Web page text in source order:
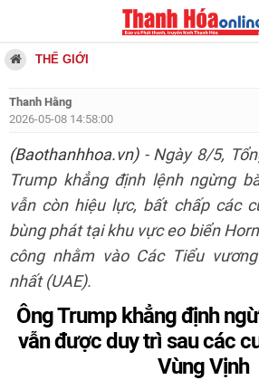
THẾ GIỚI
Thanh Hằng
2026-05-08 14:58:00
(Baothanhhoa.vn)- Ngày 8/5,
Trump khẳng định lệnh ngừng
vẫn còn hiệu lực, bất chấp các
bùng phát tại khu vực eo biển
công nhằm vào Các Tiểu
nhất (UAE).
Ông Trump khẳng định
vẫn được duy trì sau các
Vùng Vịnh